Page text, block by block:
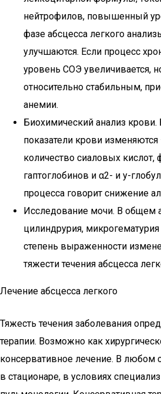
нейтрофилов, повышенный
фазе абсцесса легкого
улучшаются. Если процесс
уровень СОЭ увеличивается,
относительно стабильным,
анемии.
Биохимический анализ
показатели крови изменяются
количество сиаловых кислот,
гаптоглобинов и α2- и у-
процесса говорит снижение
Исследование мочи. В общем
цилиндрурия,
степень выраженности
тяжести течения абсцесса
Лечение абсцесса легкого
Тяжесть течения заболевания
терапии. Возможно как
консервативное лечение. В любом
в стационаре, в условиях